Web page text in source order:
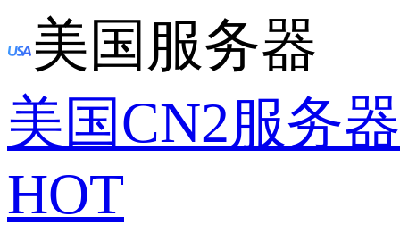
美国服务器
美国CN2服务器
HOT